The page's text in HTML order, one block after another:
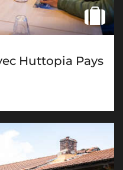
Huttopia Pays